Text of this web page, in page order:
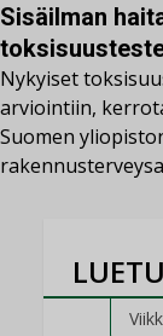
Sisäilman
Nykyiset
arviointiin,
Suomen